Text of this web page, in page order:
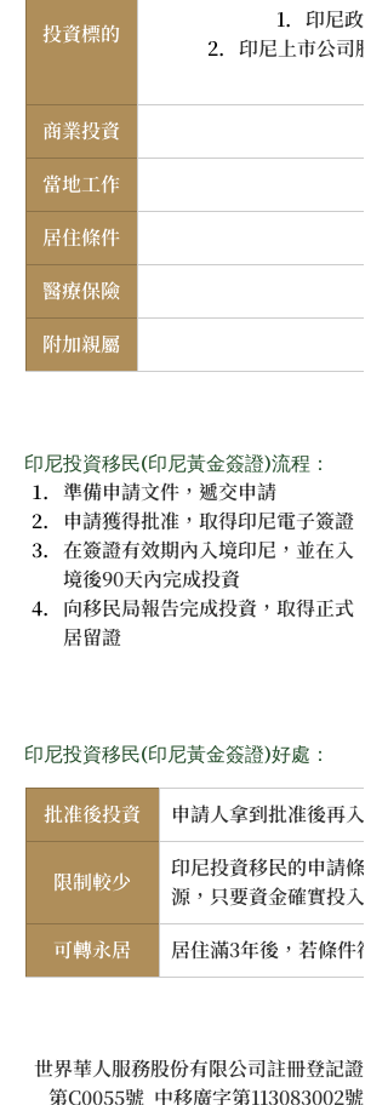
投資標的
印尼政府
印尼上市公司股
商業投資
當地工作
居住條件
醫療保險
附加親屬
印尼投資移民(印尼黃金簽證)流程：
準備申請文件，遞交申請
申請獲得批准，取得印尼電子簽證
在簽證有效期內入境印尼，並在入
境後90天內完成投資
向移民局報告完成投資，取得正式
居留證
印尼投資移民(印尼黃金簽證)好處：
批准後投資 申請人拿到批准後再入境
限制較少
印尼投資移民的申請條
源，只要資金確實投入標
可轉永居
居住滿3年後，若條件符
世界華人服務股份有限公司註冊登記證
第C0055號  中移廣字第113083002號